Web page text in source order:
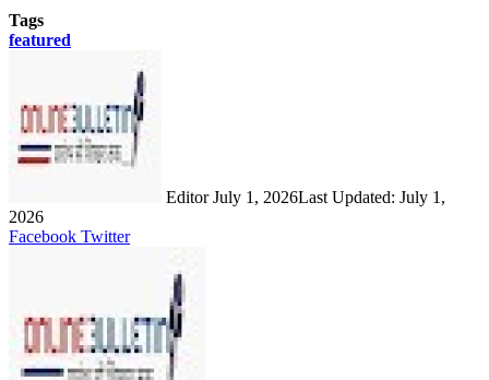
Tags
featured
Editor July 1, 2026Last Updated: July 1,
2026
Facebook TwitterLinkedIn
Share
Print